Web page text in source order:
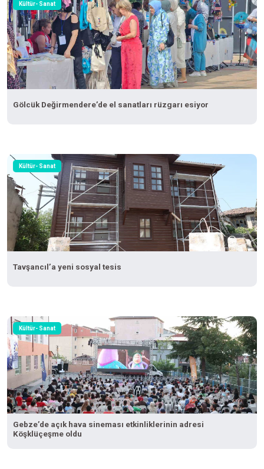
Kültür- Sanat
Gölcük Değirmendere’de el sanatları rüzgarı esiyor
Kültür- Sanat
Tavşancıl’a yeni sosyal tesis
Kültür- Sanat
Gebze’de açık hava sineması etkinliklerinin adresi
Köşklüçeşme oldu